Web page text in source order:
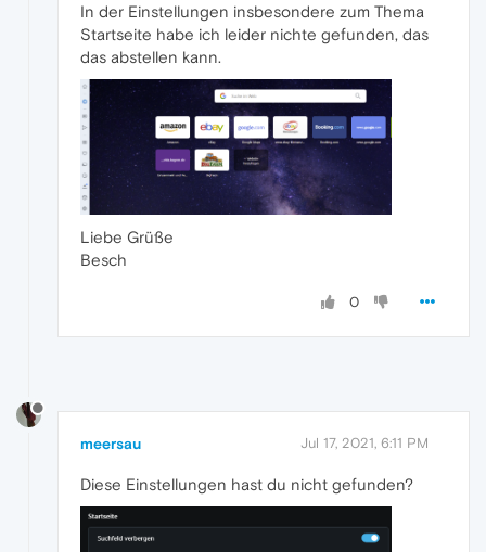
In der Einstellungen insbesondere zum Thema
Startseite habe ich leider nichte gefunden, das
das abstellen kann.
Liebe Grüße
Besch
0
meersau Jul 17, 2021, 6:11 PM
Diese Einstellungen hast du nicht gefunden?